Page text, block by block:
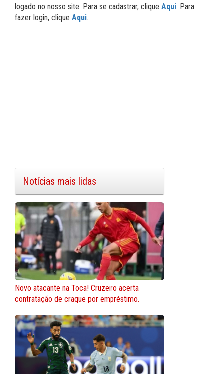
logado no nosso site. Para se cadastrar, clique Aqui. Para
fazer login, clique Aqui.
Notícias mais lidas
Novo atacante na Toca! Cruzeiro acerta
contratação de craque por empréstimo.